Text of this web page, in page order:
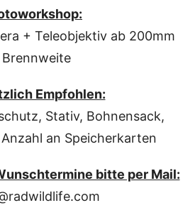
+ Teleobjektiv ab 200mm
Brennweite
Empfohlen:
Stativ, Bohnensack,
an Speicherkarten
bitte per Mail: